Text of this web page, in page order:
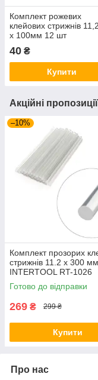
Комплект рожевих
клейових стрижнів
х 100мм 12 шт
40 ₴
Купити
Акційні
–10%
Комплект прозорих
стрижнів 11.2 x 300
INTERTOOL RT-1026
Готово до відправки
269 ₴ 299 ₴
Купити
Про нас